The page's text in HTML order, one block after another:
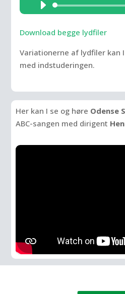
Download begge lydfiler
Variationerne af lydfiler kan
med indstuderingen.
Her kan I se og høre Odense
ABC-sangen med dirigent